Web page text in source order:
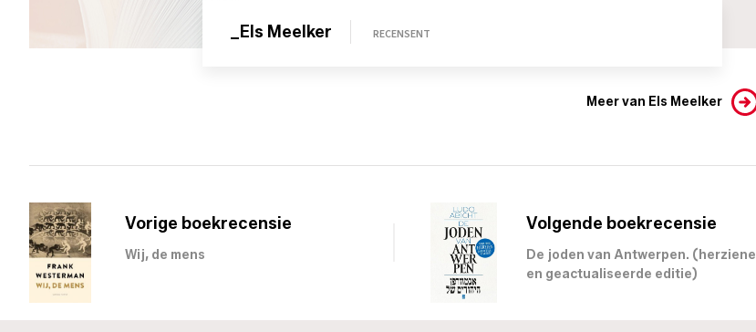
_Els Meelker RECENSENT
Meer van Els Meelker
Vorige boekrecensie
Wij, de mens
Volgende boekrecensie
De joden van Antwerpen. (herziene
en geactualiseerde editie)